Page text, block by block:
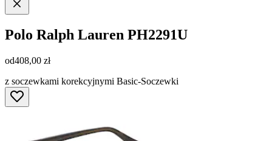
Polo Ralph Lauren PH2291U
od408,00 zł
z soczewkami korekcyjnymi Basic-Soczewki